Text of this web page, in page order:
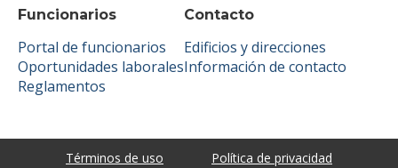
Funcionarios
Portal de funcionarios
Oportunidades laborales
Reglamentos
Contacto
Edificios y direcciones
Información de contacto
Términos de uso Política de privacidad